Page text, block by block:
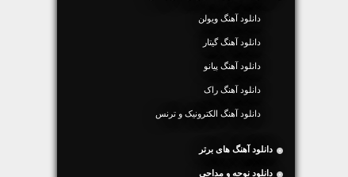
دانلود آهنگ ویولن
دانلود آهنگ گیتار
دانلود آهنگ پیانو
دانلود آهنگ راک
دانلود آهنگ الکترونیک و ترنس
دانلود آهنگ های برتر
دانلود نوحه و مداحی